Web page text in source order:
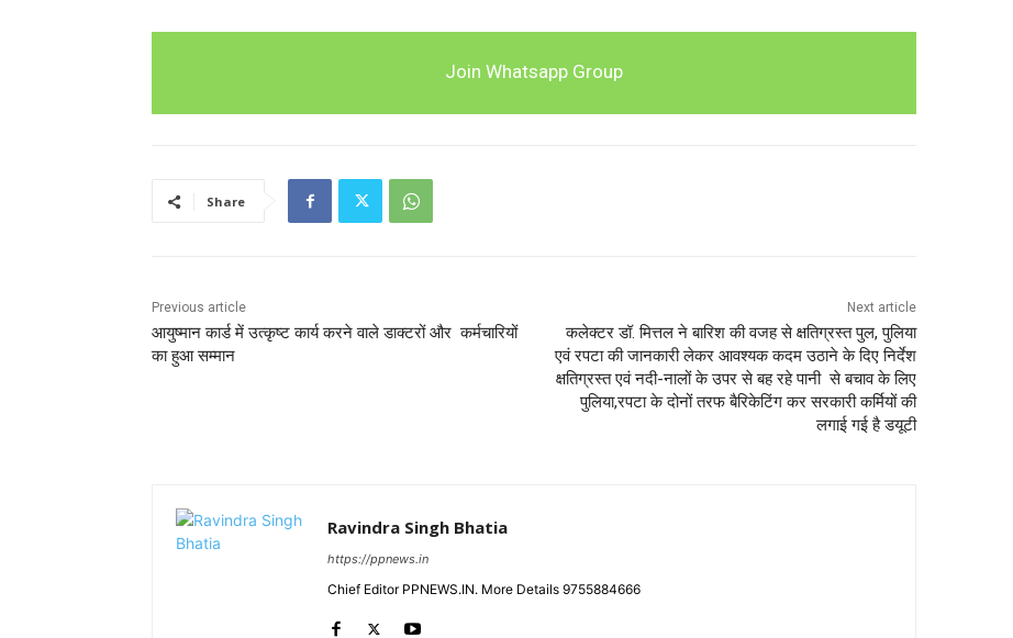
Join Whatsapp Group
Share
Previous article
आयुष्मान कार्ड में उत्कृष्ट कार्य करने वाले डाक्टरों और कर्मचारियों
का हुआ सम्मान
Next article
कलेक्टर डॉ. मित्तल ने बारिश की वजह से क्षतिग्रस्त पुल, पुलिया
एवं रपटा की जानकारी लेकर आवश्यक कदम उठाने के दिए निर्देश
क्षतिग्रस्त एवं नदी-नालों के उपर से बह रहे पानी से बचाव के लिए
पुलिया,रपटा के दोनों तरफ बैरिकेटिंग कर सरकारी कर्मियों की
लगाई गई है डयूटी
Ravindra Singh Bhatia
https://ppnews.in
Chief Editor PPNEWS.IN. More Details 9755884666